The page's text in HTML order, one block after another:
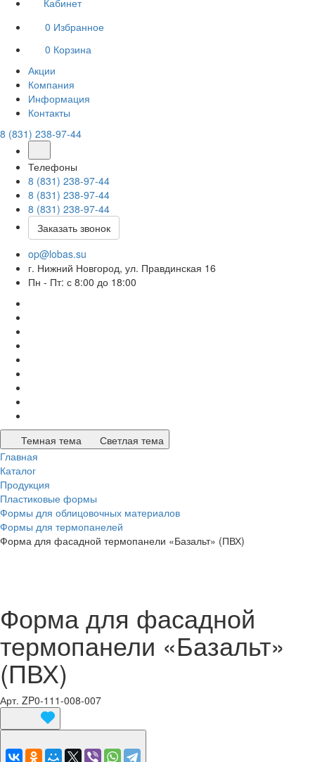
Кабинет
0 Избранное
0 Корзина
Акции
Компания
Информация
Контакты
8 (831) 238-97-44
Телефоны
8 (831) 238-97-44
8 (831) 238-97-44
8 (831) 238-97-44
Заказать звонок
op@lobas.su
г. Нижний Новгород, ул. Правдинская 16
Пн - Пт: с 8:00 до 18:00
Темная тема
Светлая тема
Главная
Каталог
Продукция
Пластиковые формы
Формы для облицовочных материалов
Формы для термопанелей
Форма для фасадной термопанели «Базальт» (ПВХ)
Форма для фасадной
термопанели «Базальт»
(ПВХ)
Арт. ZP0-111-008-007